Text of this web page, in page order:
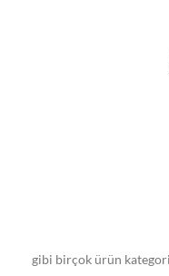
gibi birçok ürün